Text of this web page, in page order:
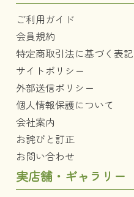
ご利用ガイド
会員規約
特定商取引法に基づく表記
サイトポリシー
外部送信ポリシー
個人情報保護について
会社案内
お詫びと訂正
お問い合わせ
実店舗・ギャラリー